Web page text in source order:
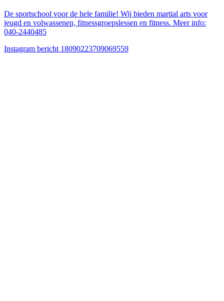
De sportschool voor de hele familie! Wij bieden martial arts voor
jeugd en volwassenen, fitnessgroepslessen en fitness. Meer info:
040-2440485
Instagram bericht 18090223709069559